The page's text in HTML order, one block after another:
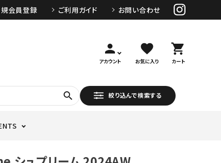
会員登録 ご利用ガイド お問い合わせ
person
アカウント
favorite
お気に入り
shopping_cart
カート
search 絞り込んで検索する